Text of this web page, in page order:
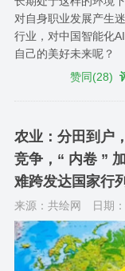
对自身职业发展产生
行业，对中国智能化
自己的美好未来呢？
赞同(28)
农业：分田到户
竞争，“ 内卷 ”
难跨发达国家行
来源：共绘网 日期